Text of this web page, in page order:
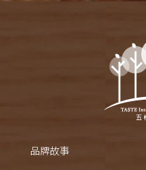
品牌故事